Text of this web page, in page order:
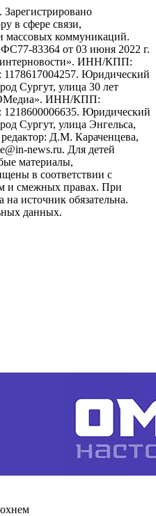
в сфере связи,
массовых коммуникаций.
83364 от 03 июня 2022 г.
ИНН/КПП:
Юридический
Сургут, улица 30 лет
ИНН/КПП:
Юридический
Сургут, улица Энгельса,
Д.М. Караченцева,
news.ru. Для детей
материалы,
в соответствии с
и смежных правах. При
на источник обязательна.
данных.